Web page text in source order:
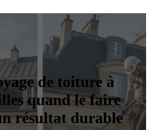
de toiture à
quand le faire
résultat durable